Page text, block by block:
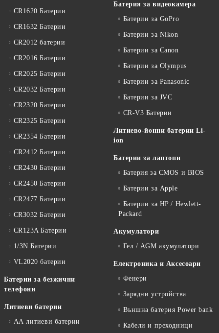
CR1620 Батерии
CR1632 Батерии
CR2012 батерии
CR2016 Батерии
CR2025 Батерии
CR2032 Батерии
CR2320 Батерии
CR2325 Батерии
CR2354 Батерии
CR2412 Батерии
CR2430 Батерии
CR2450 Батерии
CR2477 Батерии
CR3032 Батерии
CR123A Батерии
1/3N Батерии
VL2020 батерии
Батерии за безжични
телефони
Литиеви батерии
АА литиеви батерии
Батерия за видеокамера
Батерии за GoPro
Батерии за Nikon
Батерии за Canon
Батерии за Olympus
Батерии за Panasonic
Батерии за JVC
CR-V3 Батерии
Литиево-йонни батерии Li-
ion
Батерии за лаптопи
Батерия за CMOS и BIOS
Батерии за Apple
Батерии за HP / Hewlett-
Packard
Акумулатори
Гел / AGM акумулатори
Електроника и Аксесоари
Фенери
Зарядни устройства
Външна батерия Power bank
Кабели и преходници